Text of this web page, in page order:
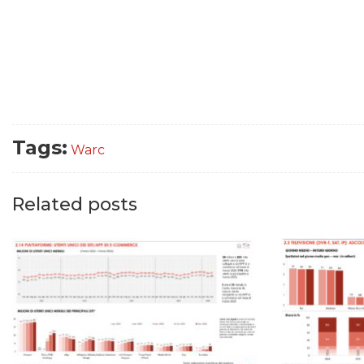
Tags: Warc
Related posts